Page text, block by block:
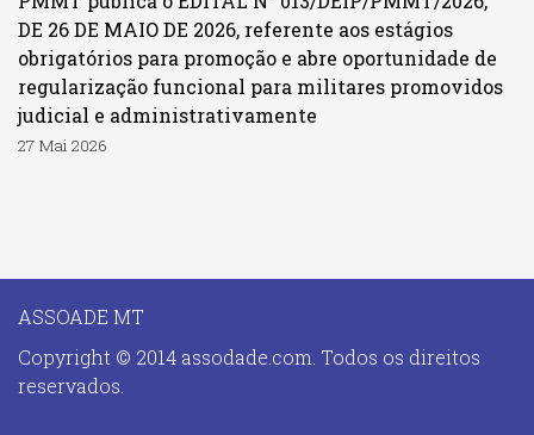
DE 26 DE MAIO DE 2026, referente aos estágios
obrigatórios para promoção e abre oportunidade de
regularização funcional para militares promovidos
judicial e administrativamente
27 Mai 2026
ASSOADE MT
Copyright © 2014 assodade.com. Todos os direitos
reservados.